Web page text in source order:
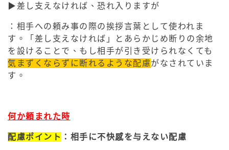
▶︎差し支えなければ、恐れ入りますが
：相手への頼み事の際の挨拶言葉として使われま
す。「差し支えなければ」とあらかじめ断りの余地
を設けることで、もし相手が引き受けられなくても
気まずくならずに断れるような配慮がなされていま
す。
何か頼まれた時
配慮ポイント ：相手に不快感を与えない配慮